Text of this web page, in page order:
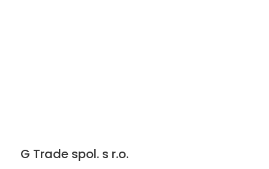
G Trade spol. s r.o.